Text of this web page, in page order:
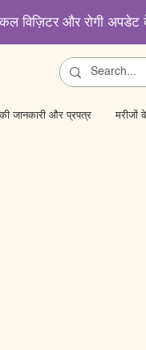
विज़िटर और रोगी अपडेट
की जानकारी और प्रपत्र मरीजों